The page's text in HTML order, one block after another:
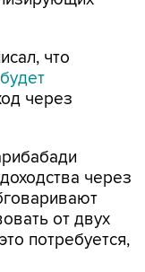
что
через
через
от двух
потребуется,